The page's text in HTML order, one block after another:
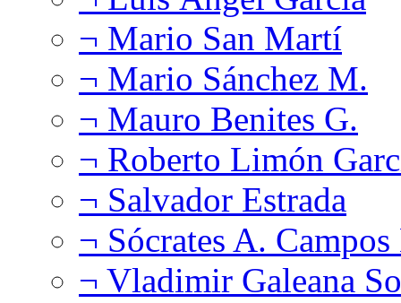
¬ Mario San Martí
¬ Mario Sánchez M.
¬ Mauro Benites G.
¬ Roberto Limón
¬ Salvador Estrada
¬ Sócrates A.
¬ Vladimir Galeana